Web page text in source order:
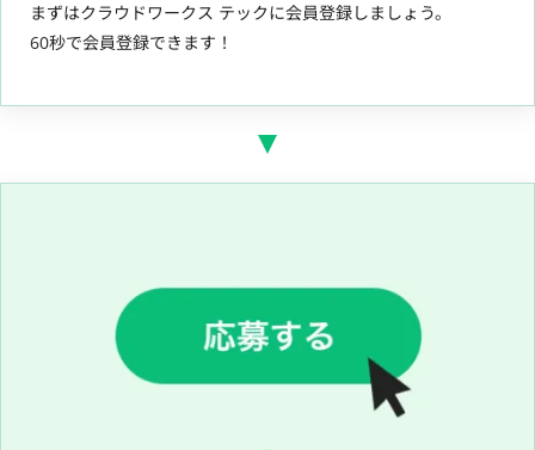
まずはクラウドワークス テックに会員登録しましょう。
60秒で会員登録できます！